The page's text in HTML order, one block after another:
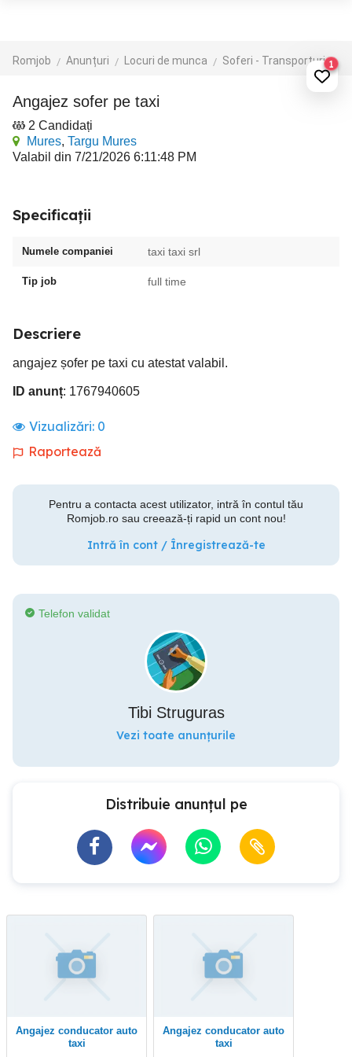
Romjob Anunțuri Locuri de munca Soferi - Transporturi 1
angajez sofer pe taxi
2 Candidați
Mures, Targu Mures
Valabil din 7/21/2026 6:11:48 PM
Specificații
Numele companiei taxi taxi srl
Tip job full time
Descriere
angajez șofer pe taxi cu atestat valabil.
ID anunț: 1767940605
Vizualizări: 0
Raportează
Pentru a contacta acest utilizator, intră în contul tău
Romjob.ro sau creează-ți rapid un cont nou!
Intră în cont / Înregistrează-te
Telefon validat
Tibi Struguras
Vezi toate anunțurile
Distribuie anunțul pe
Angajez conducator auto
taxi
Angajez conducator auto
taxi